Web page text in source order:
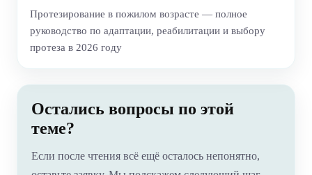
Протезирование в пожилом возрасте — полное
руководство по адаптации, реабилитации и выбору
протеза в 2026 году
Остались вопросы по этой
теме?
Если после чтения всё ещё осталось непонятно,